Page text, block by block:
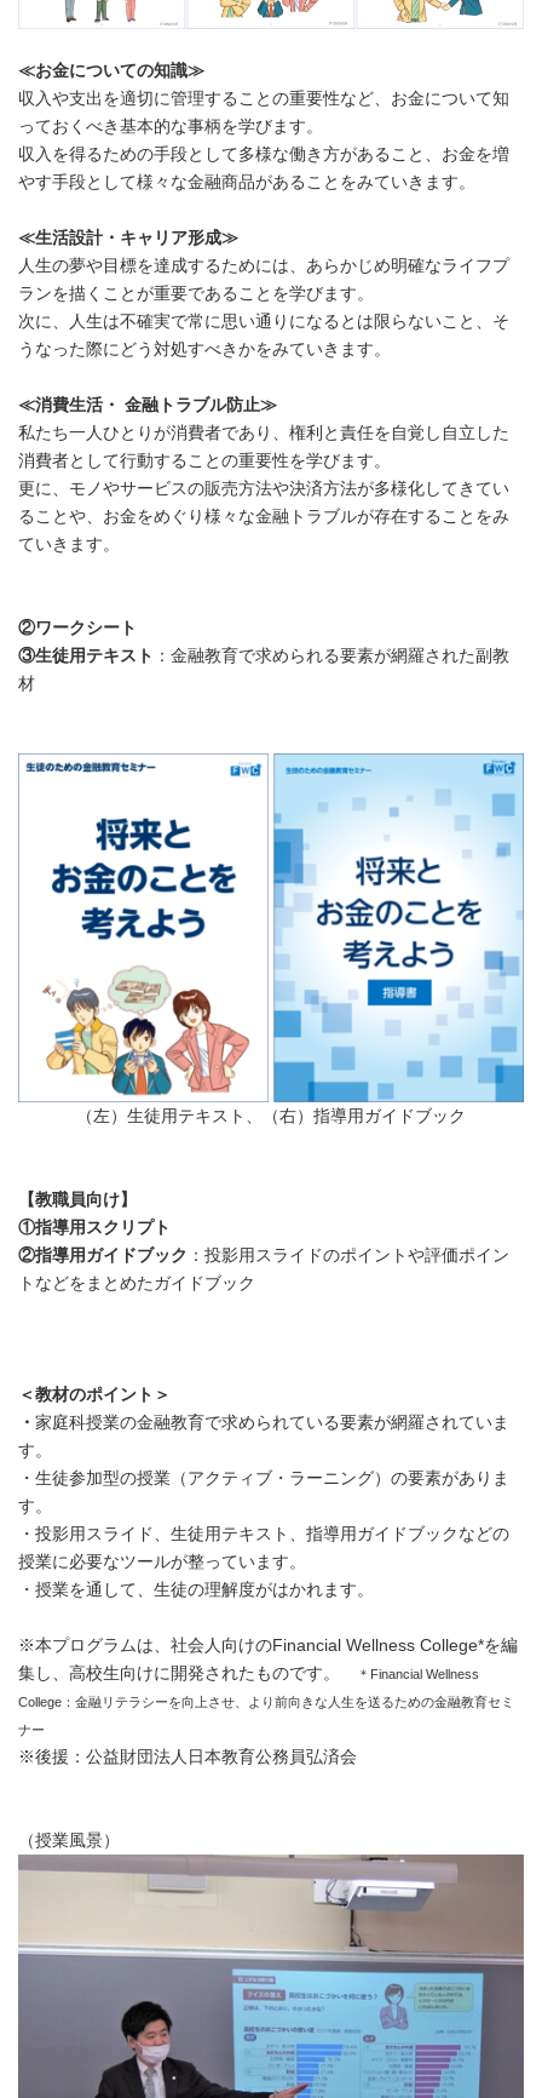
≪お金についての知識≫
収入や支出を適切に管理することの重要性など、お金について知
っておくべき基本的な事柄を学びます。
収入を得るための手段として多様な働き方があること、お金を増
やす手段として様々な金融商品があることをみていきます。
≪生活設計・キャリア形成≫
人生の夢や目標を達成するためには、あらかじめ明確なライフプ
ランを描くことが重要であることを学びます。
次に、人生は不確実で常に思い通りになるとは限らないこと、そ
うなった際にどう対処すべきかをみていきます。
≪消費生活・ 金融トラブル防止≫
私たち一人ひとりが消費者であり、権利と責任を自覚し自立した
消費者として行動することの重要性を学びます。
更に、モノやサービスの販売方法や決済方法が多様化してきてい
ることや、お金をめぐり様々な金融トラブルが存在することをみ
ていきます。
②ワークシート
③生徒用テキスト ：金融教育で求められる要素が網羅された副教
材
（左）生徒用テキスト、（右）指導用ガイドブック
【教職員向け】
①指導用スクリプト
②指導用ガイドブック ：投影用スライドのポイントや評価ポイン
トなどをまとめたガイドブック
＜教材のポイント＞
・ 家庭科授業の金融教育で求められている要素が網羅されていま
す。
・生徒参加型の授業（アクティブ・ラーニング）の要素がありま
す。
・投影用スライド、生徒用テキスト、指導用ガイドブックなどの
授業に必要なツールが整っています。
・授業を通して、生徒の理解度がはかれます。
※本プログラムは、社会人向けのFinancial Wellness College*を編
集し、高校生向けに開発されたものです。
＊Financial Wellness
College：金融リテラシーを向上させ、より前向きな人生を送るための金融教育セミ
ナー
※後援：公益財団法人日本教育公務員弘済会
（授業風景）